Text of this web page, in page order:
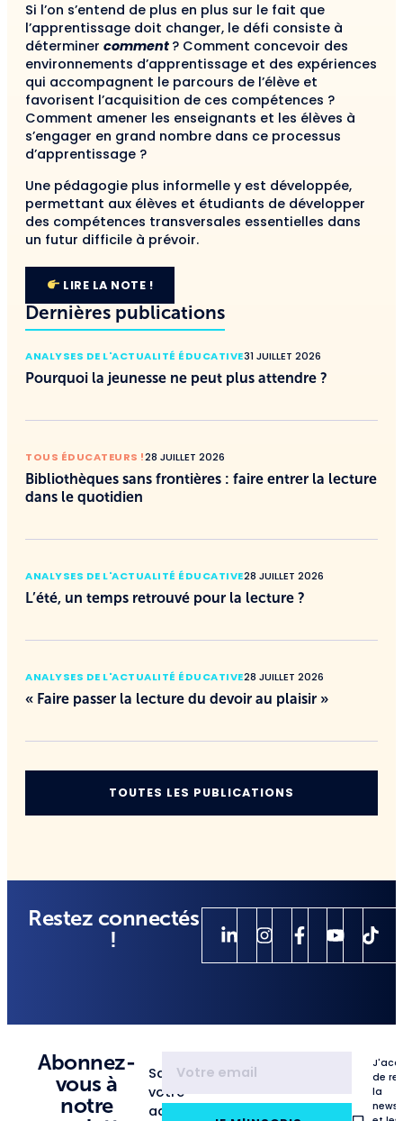
Si l’on s’entend de plus en plus sur le fait que
l’apprentissage doit changer, le défi consiste à
déterminer comment ? Comment concevoir des
environnements d’apprentissage et des expériences
qui accompagnent le parcours de l’élève et
favorisent l’acquisition de ces compétences ?
Comment amener les enseignants et les élèves à
s’engager en grand nombre dans ce processus
d’apprentissage ?
Une pédagogie plus informelle y est développée,
permettant aux élèves et étudiants de développer
des compétences transversales essentielles dans
un futur difficile à prévoir.
LIRE LA NOTE !
Dernières publications
ANALYSES DE L'ACTUALITÉ ÉDUCATIVE31 JUILLET 2026
Pourquoi la jeunesse ne peut plus attendre ?
TOUS ÉDUCATEURS !28 JUILLET 2026
Bibliothèques sans frontières : faire entrer la lecture
dans le quotidien
ANALYSES DE L'ACTUALITÉ ÉDUCATIVE28 JUILLET 2026
L’été, un temps retrouvé pour la lecture ?
ANALYSES DE L'ACTUALITÉ ÉDUCATIVE28 JUILLET 2026
« Faire passer la lecture du devoir au plaisir »
TOUTES LES PUBLICATIONS
Restez connectés
!
Abonnez-
vous à
notre
Saisissez
votre
adresse
de
la